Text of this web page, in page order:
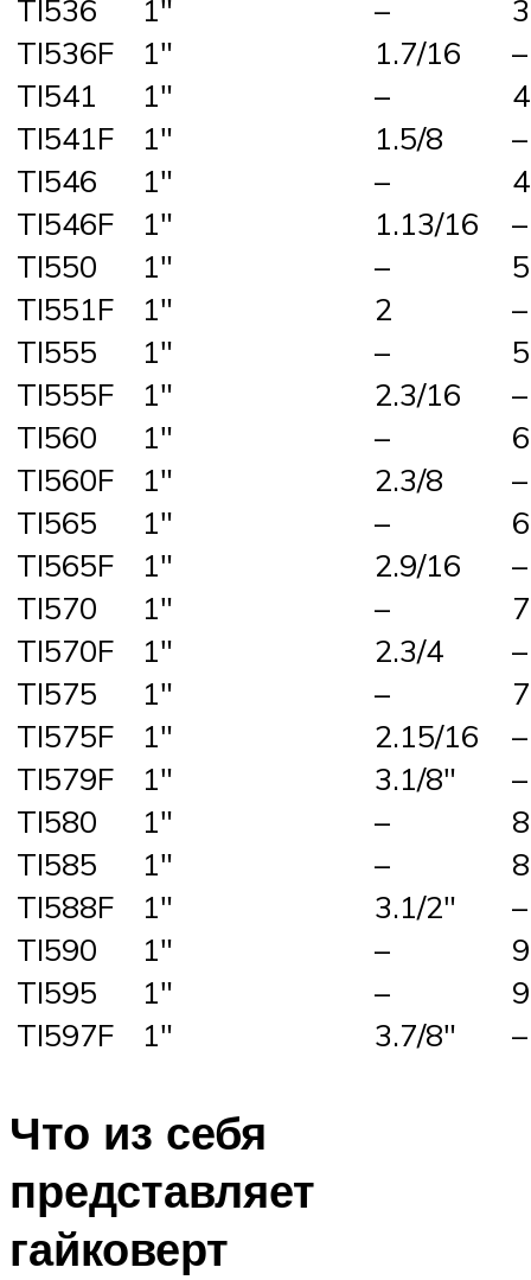
TI536
1″ –
TI536F
1″ 1.7/16
–
TI541
1″ –
TI541F
1″ 1.5/8
–
TI546
1″ –
TI546F
1″ 1.13/16
–
TI550
1″ –
TI551F
1″ 2
–
TI555
1″ –
TI555F
1″ 2.3/16
–
TI560
1″ –
TI560F
1″ 2.3/8
–
TI565
1″ –
TI565F
1″ 2.9/16
–
TI570
1″ –
TI570F
1″ 2.3/4
–
TI575
1″ –
TI575F
1″ 2.15/16
–
TI579F
1″ 3.1/8″
–
TI580
1″ –
TI585
1″ –
TI588F
1″ 3.1/2″
–
TI590
1″ –
TI595
1″ –
TI597F
1″ 3.7/8″ –
Что из себя
представляет
гайковерт